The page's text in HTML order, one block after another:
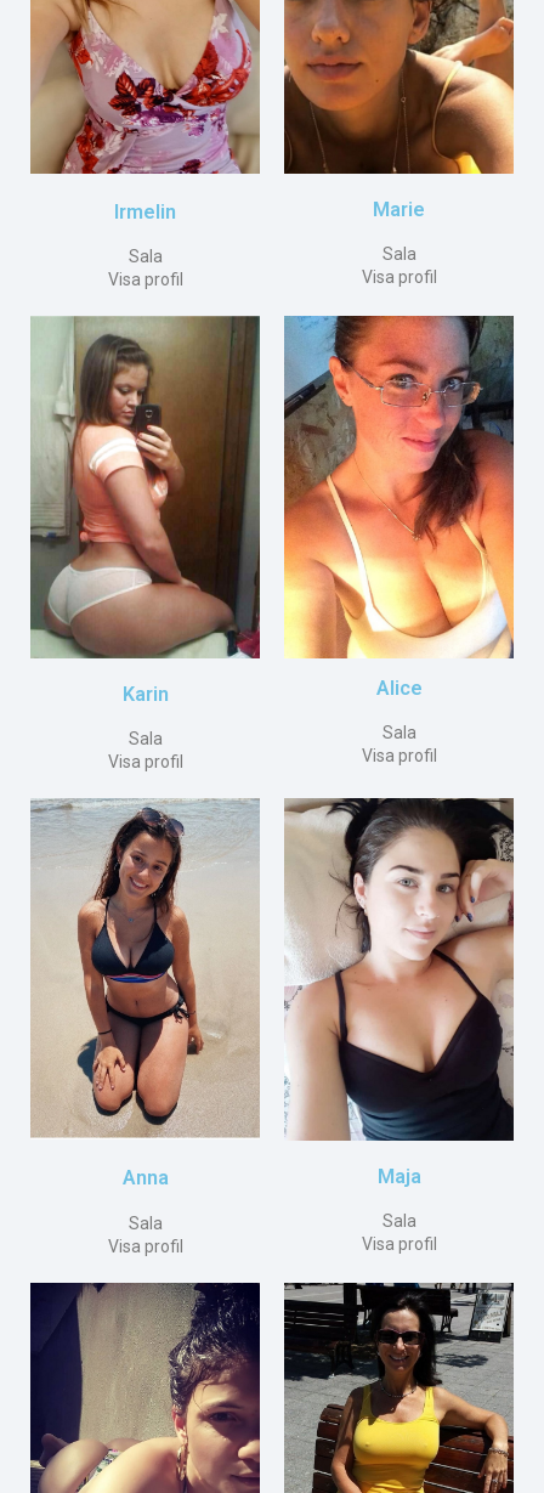
Irmelin
Sala
Visa profil
Marie
Sala
Visa profil
Karin
Sala
Visa profil
Alice
Sala
Visa profil
Anna
Sala
Visa profil
Maja
Sala
Visa profil